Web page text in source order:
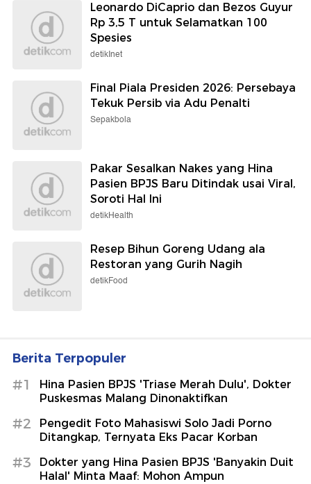
Leonardo DiCaprio dan Bezos Guyur
Rp 3,5 T untuk Selamatkan 100
Spesies
detikInet
Final Piala Presiden 2026: Persebaya
Tekuk Persib via Adu Penalti
Sepakbola
Pakar Sesalkan Nakes yang Hina
Pasien BPJS Baru Ditindak usai Viral,
Soroti Hal Ini
detikHealth
Resep Bihun Goreng Udang ala
Restoran yang Gurih Nagih
detikFood
Berita Terpopuler
#1
Hina Pasien BPJS 'Triase Merah Dulu', Dokter
Puskesmas Malang Dinonaktifkan
#2
Pengedit Foto Mahasiswi Solo Jadi Porno
Ditangkap, Ternyata Eks Pacar Korban
#3
Dokter yang Hina Pasien BPJS 'Banyakin Duit
Halal' Minta Maaf: Mohon Ampun